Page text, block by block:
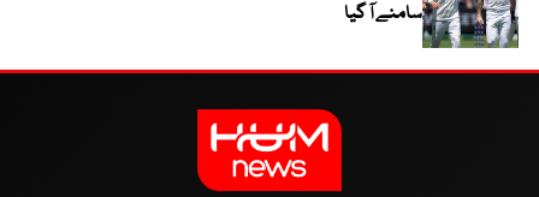
سامنے آ گیا